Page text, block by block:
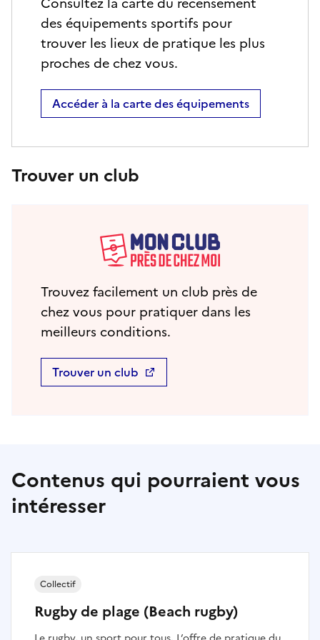
des équipements sportifs pour
trouver les lieux de pratique les plus
proches de chez vous.
Accéder à la carte des équipements
Trouver un club
Trouvez facilement un club près de
chez vous pour pratiquer dans les
meilleurs conditions.
Trouver un club
Contenus qui pourraient vous
intéresser
Rugby de plage (Beach rugby)
Collectif